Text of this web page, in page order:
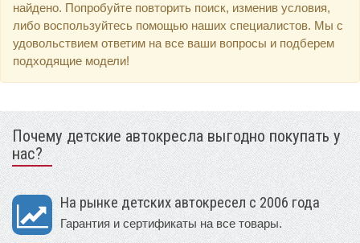
найдено. Попробуйте повторить поиск, изменив условия,
либо воспользуйтесь помощью наших специалистов. Мы с
удовольствием ответим на все ваши вопросы и подберем
подходящие модели!
Почему детские автокресла выгодно покупать у
нас?
На рынке детских автокресел с 2006 года
Гарантия и сертификаты на все товары.